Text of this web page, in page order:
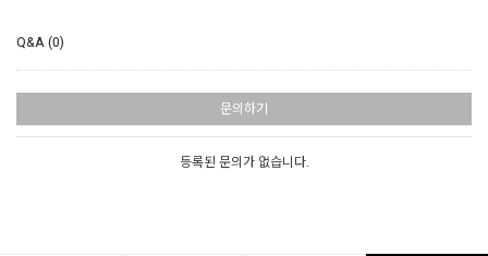
Q&A (0)
문의하기
등록된 문의가 없습니다.